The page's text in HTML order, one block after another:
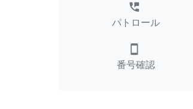
perm_phone_msg
パトロール
smartphone
番号確認